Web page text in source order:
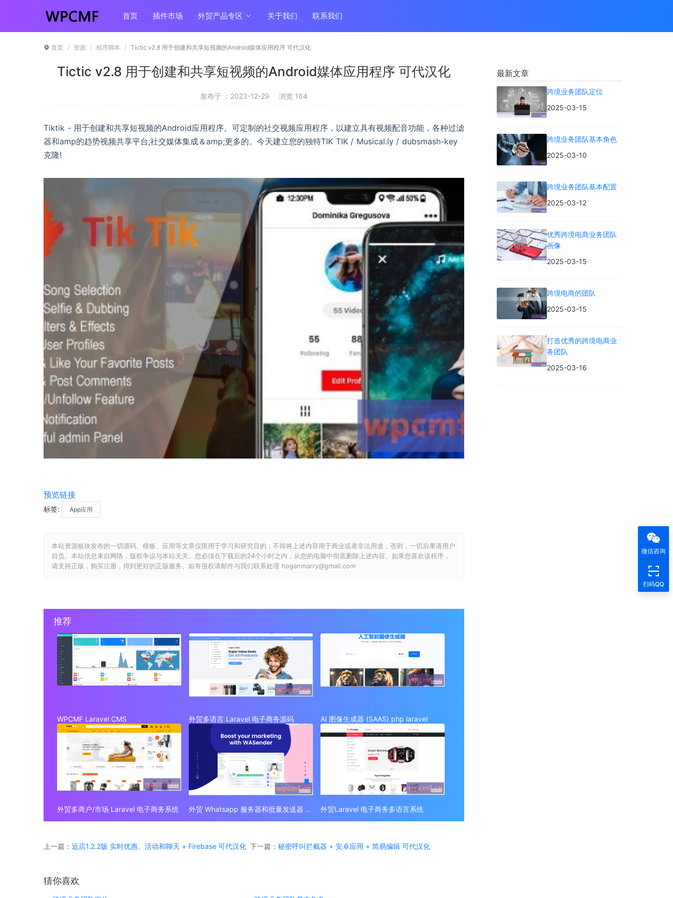
首页 插件市场 外贸产品专区 关于我们 联系我们
首页 资源 程序脚本 Tictic v2.8 用于创建和共享短视频的Android媒体应用程序 可代汉化
Tictic v2.8 用于创建和共享短视频的Android媒体应用程序 可代汉化
发布于 ：2023-12-29 浏览 164
Tiktik - 用于创建和共享短视频的Android应用程序。可定制的社交视频应用程序，以建立具有视频配音功能，各种过滤
器和amp的趋势视频共享平台;社交媒体集成＆amp;更多的。今天建立您的独特TIK TIK / Musical.ly / dubsmash-key
克隆!
预览链接
标签: App应用
本站资源板块发布的一切源码、模板、应用等文章仅限用于学习和研究目的；不得将上述内容用于商业或者非法用途，否则，一切后果请用户
自负。本站信息来自网络，版权争议与本站无关。您必须在下载后的24个小时之内，从您的电脑中彻底删除上述内容。如果您喜欢该程序，
请支持正版，购买注册，得到更好的正版服务。如有侵权请邮件与我们联系处理 hoganmarry@gmail.com
推荐
WPCMF Laravel CMS 外贸多语言 Laravel 电子商务源码 AI 图像生成器 (SAAS) php laravel
外贸多商户/市场 Laravel 电子商务系统 外贸 Whatsapp 服务器和批量发送器 (SAAS) 外贸Laravel 电子商务多语言系统
上一篇： 近店1.2.2版 实时优惠、活动和聊天 + Firebase 可代汉化 下一篇： 秘密呼叫拦截器 + 安卓应用 + 简易编辑 可代汉化
猜你喜欢
最新文章
跨境业务团队定位
2025-03-15
跨境业务团队基本角色
2025-03-10
跨境业务团队基本配置
2025-03-12
优秀跨境电商业务团队
画像
2025-03-15
跨境电商的团队
2025-03-15
打造优秀的跨境电商业
务团队
2025-03-16
微信咨询
扫码QQ